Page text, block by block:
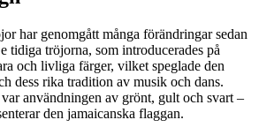
har genomgått många förändringar sedan
tidiga tröjorna, som introducerades på
och livliga färger, vilket speglade den
dess rika tradition av musik och dans.
användningen av grönt, gult och svart –
den jamaicanska flaggan.